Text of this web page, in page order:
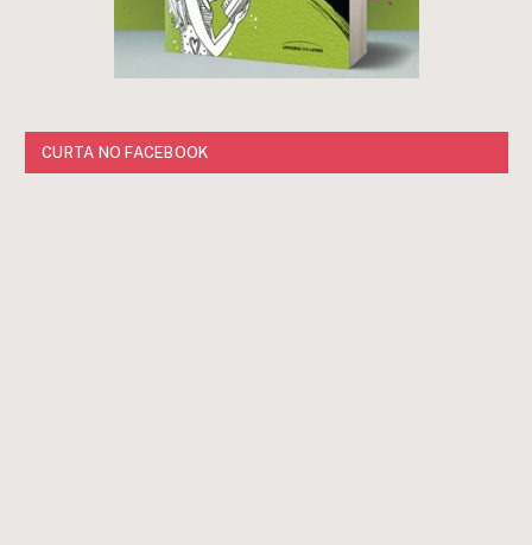
CURTA NO FACEBOOK